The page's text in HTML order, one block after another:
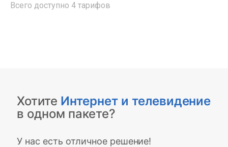
Всего доступно 4 тарифов
Хотите Интернет и телевидение
в одном пакете?
У нас есть отличное решение!